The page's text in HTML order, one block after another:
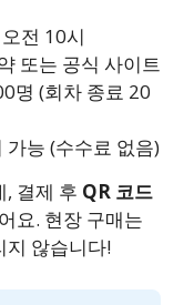
전 10시
또는 공식 사이트
명 (회차 종료 20
능 (수수료 없음)
결제 후 QR 코드
요. 현장 구매는
지 않습니다!